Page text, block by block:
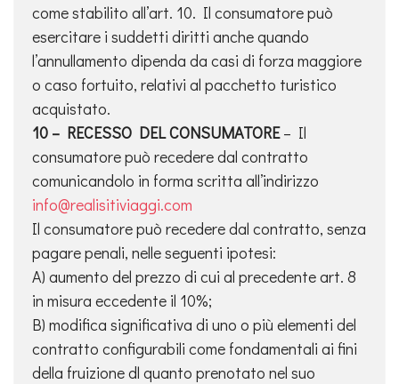
come stabilito all’art. 10. Il consumatore può
esercitare i suddetti diritti anche quando
l’annullamento dipenda da casi di forza maggiore
o caso fortuito, relativi al pacchetto turistico
acquistato.
10 – RECESSO DEL CONSUMATORE– Il
consumatore può recedere dal contratto
comunicandolo in forma scritta all’indirizzo
info@realisitiviaggi.com
Il consumatore può recedere dal contratto, senza
pagare penali, nelle seguenti ipotesi:
A) aumento del prezzo di cui al precedente art. 8
in misura eccedente il 10%;
B) modifica significativa di uno o più elementi del
contratto configurabili come fondamentali ai fini
della fruizione dl quanto prenotato nel suo